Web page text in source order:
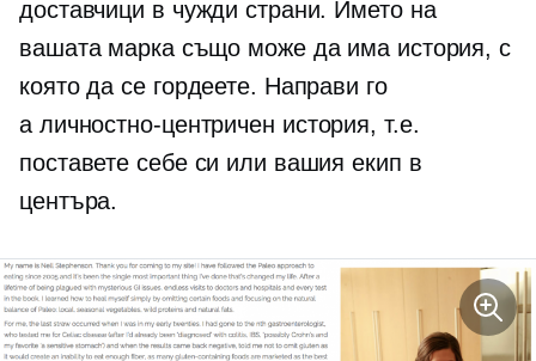
доставчици в чужди страни. Името на
вашата марка също може да има история, с
която да се гордеете. Направи го
а личностно-центричен история, т.е.
поставете себе си или вашия екип в
центъра.